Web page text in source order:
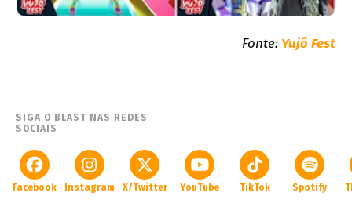
Fonte: Yujô Fest
SIGA O BLAST NAS REDES
SOCIAIS
Facebook Instagram X/Twitter YouTube TikTok Spotify